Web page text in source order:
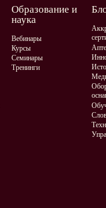
Образование и
наука
Вебинары
Курсы
Семинары
Тренинги